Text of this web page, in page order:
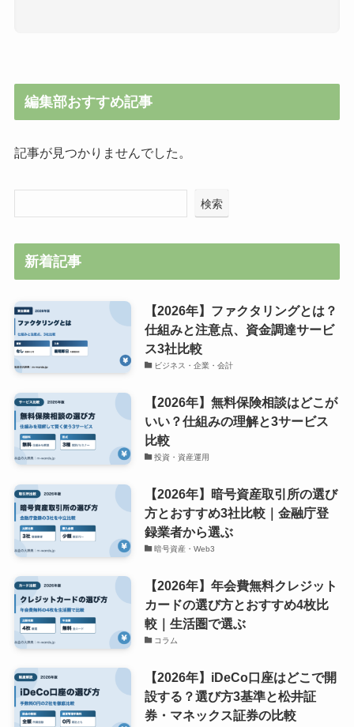
編集部おすすめ記事
記事が見つかりませんでした。
検索
新着記事
【2026年】ファクタリングとは？
仕組みと注意点、資金調達サービ
ス3社比較
ビジネス・企業・会計
【2026年】無料保険相談はどこが
いい？仕組みの理解と3サービス
比較
投資・資産運用
【2026年】暗号資産取引所の選び
方とおすすめ3社比較｜金融庁登
録業者から選ぶ
暗号資産・Web3
【2026年】年会費無料クレジット
カードの選び方とおすすめ4枚比
較｜生活圏で選ぶ
コラム
【2026年】iDeCo口座はどこで開
設する？選び方3基準と松井証
券・マネックス証券の比較